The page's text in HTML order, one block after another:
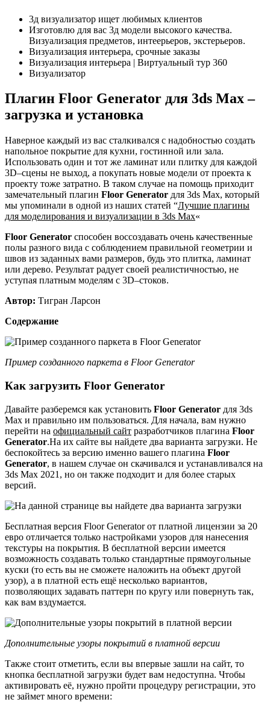
3д визуализатор ищет любимых клиентов
Изготовлю для вас 3д модели высокого качества.
Визуализация предметов, интеерьеров, экстерьеров.
Визуализация интерьера, срочные заказы
Визуализация интерьера | Виртуальный тур 360
Визуализатор
Плагин Floor Generator для 3ds Max –
загрузка и установка
Наверное каждый из вас сталкивался с надобностью создать
напольное покрытие для кухни, гостинной или зала.
Использовать один и тот же ламинат или плитку для каждой
3D–сцены не выход, а покупать новые модели от проекта к
проекту тоже затратно. В таком случае на помощь приходит
замечательный плагин Floor Generator для 3ds Max, который
мы упоминали в одной из наших статей “Лучшие плагины
для моделирования и визуализации в 3ds Max«
Floor Generator способен воссоздавать очень качественные
полы разного вида с соблюдением правильной геометрии и
швов из заданных вами размеров, будь это плитка, ламинат
или дерево. Результат радует своей реалистичностью, не
уступая платным моделям с 3D–стоков.
Автор: Тигран Ларсон
Содержание
Пример созданного паркета в Floor Generator
Как загрузить Floor Generator
Давайте разберемся как установить Floor Generator для 3ds
Max и правильно им пользоваться. Для начала, вам нужно
перейти на официальный сайт разработчиков плагина Floor
Generator.На их сайте вы найдете два варианта загрузки. Не
беспокойтесь за версию именно вашего плагина Floor
Generator, в нашем случае он скачивался и устанавливался на
3ds Max 2021, но он также подходит и для более старых
версий.
Бесплатная версия Floor Generator от платной лицензии за 20
евро отличается только настройками узоров для нанесения
текстуры на покрытия. В бесплатной версии имеется
возможность создавать только стандартные прямоугольные
куски (то есть вы не сможете наложить на объект другой
узор), а в платной есть ещё несколько вариантов,
позволяющих задавать паттерн по кругу или повернуть так,
как вам вздумается.
Дополнительные узоры покрытий в платной версии
Также стоит отметить, если вы впервые зашли на сайт, то
кнопка бесплатной загрузки будет вам недоступна. Чтобы
активировать её, нужно пройти процедуру регистрации, это
не займет много времени: